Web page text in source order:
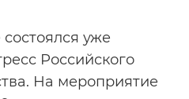
уже
Российского
На мероприятие